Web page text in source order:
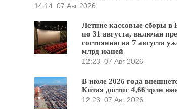
14:14 07 Авг 2026
Летние кассовые сборы в
по 31 августа, включая
состоянию на 7 августа
млрд юаней
12:23 07 Авг 2026
В июле 2026 года
Китая достиг 4,66 трлн
12:23 07 Авг 2026